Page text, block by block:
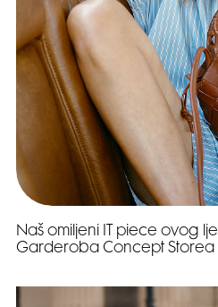
Naš omiljeni IT piece ovog
Garderoba Concept Storea